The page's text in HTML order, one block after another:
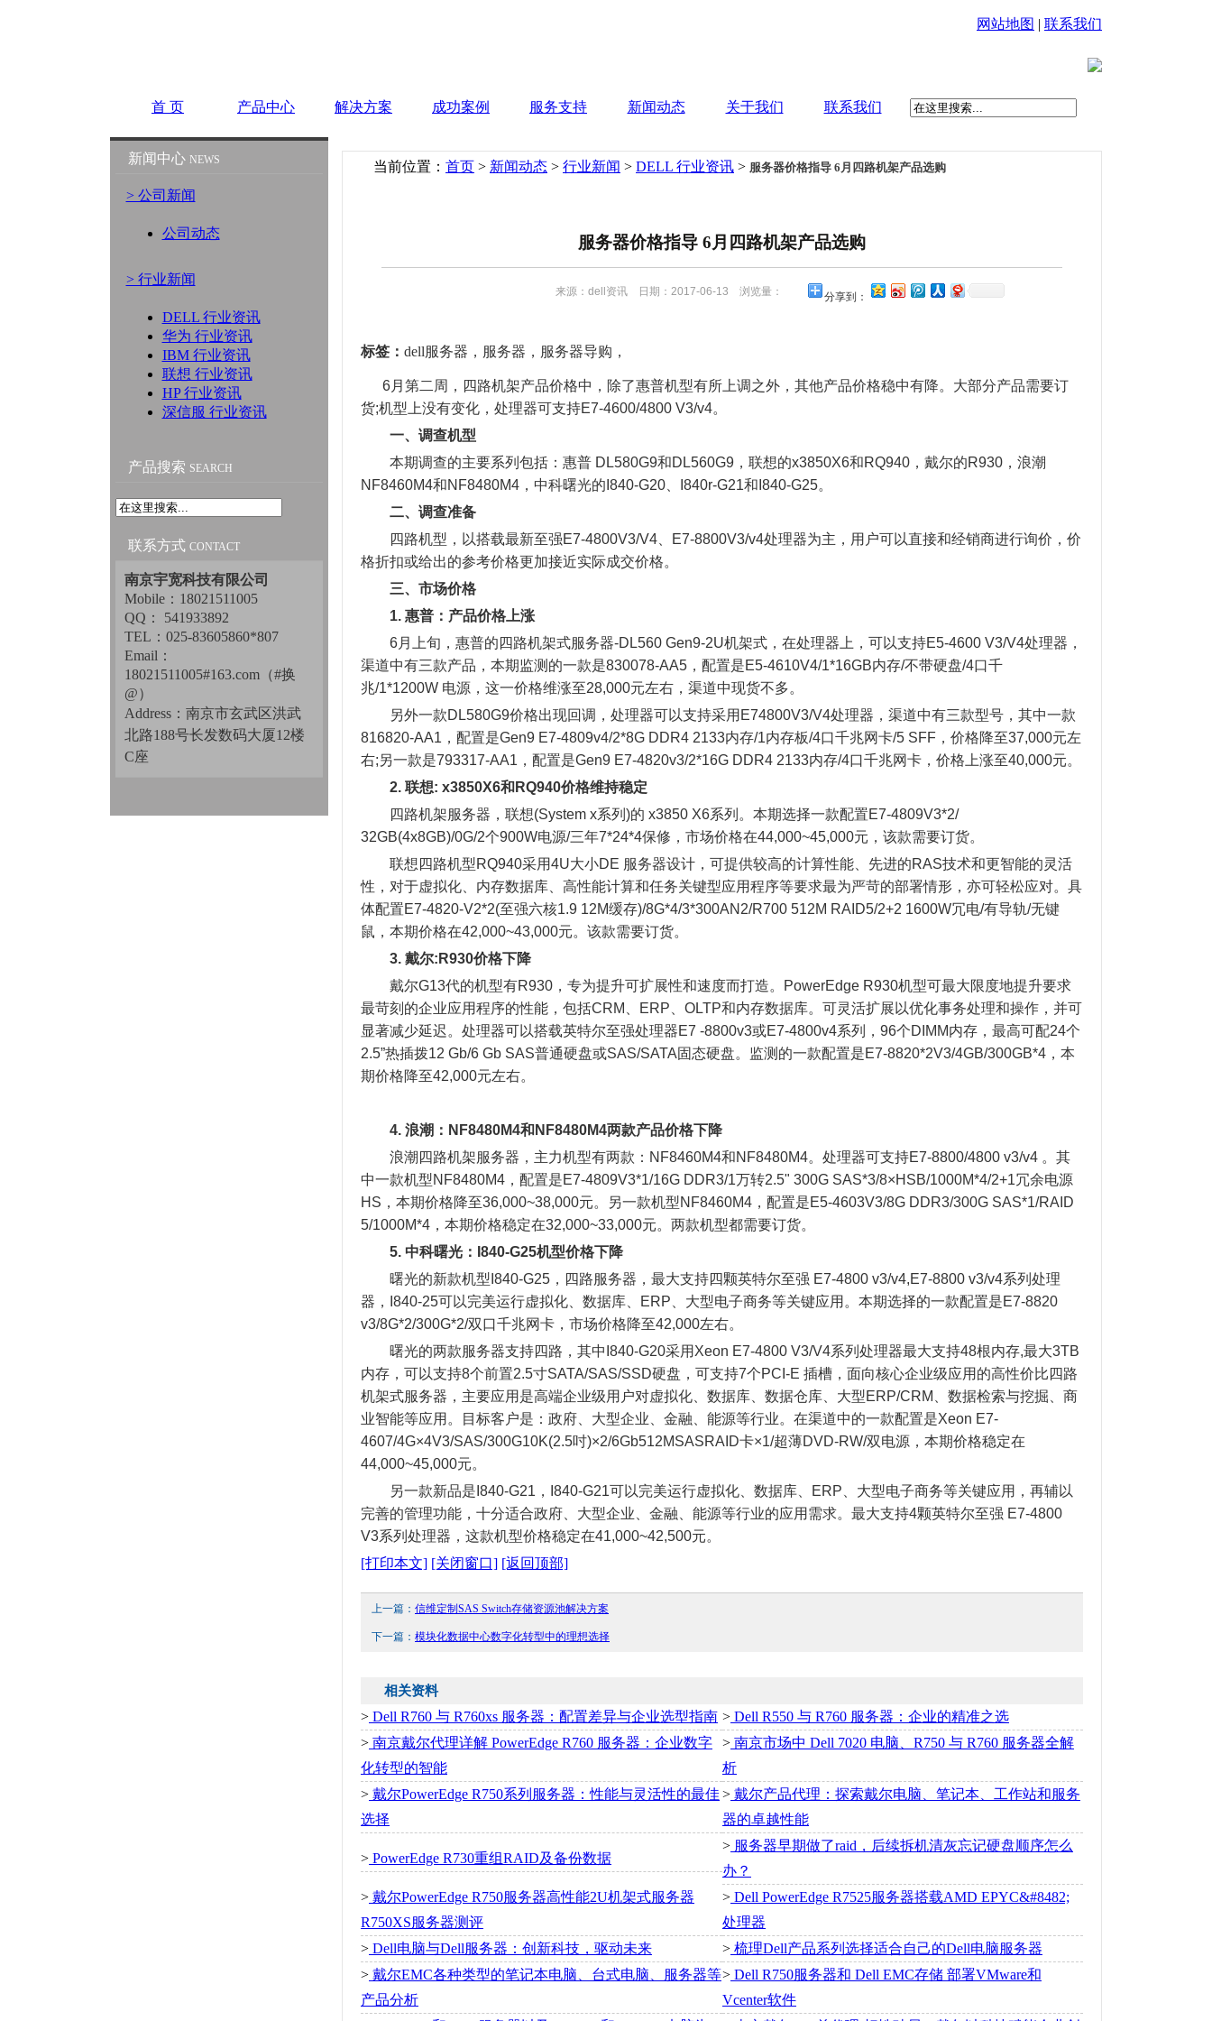
网站地图 | 联系我们
首 页 产品中心 解决方案 成功案例 服务支持 新闻动态 关于我们 联系我们
新闻中心 NEWS
> 公司新闻
公司动态
> 行业新闻
DELL 行业资讯
华为 行业资讯
IBM 行业资讯
联想 行业资讯
HP 行业资讯
深信服 行业资讯
产品搜索 SEARCH
联系方式 CONTACT
南京宇宽科技有限公司
Mobile：18021511005
QQ： 541933892
TEL：025-83605860*807
Email：
18021511005#163.com（#换
@）
Address：南京市玄武区洪武
北路188号长发数码大厦12楼
C座
当前位置： 首页 > 新闻动态 > 行业新闻 > DELL 行业资讯 > 服务器价格指导 6月四路机架产品选购
服务器价格指导 6月四路机架产品选购
来源：dell资讯 日期：2017-06-13 浏览量： 分享到：
标签： dell服务器，服务器，服务器导购，
6月第二周，四路机架产品价格中，除了惠普机型有所上调之外，其他产品价格稳中有降。大部分产品需要订
货;机型上没有变化，处理器可支持E7-4600/4800 V3/v4。
一、调查机型
本期调查的主要系列包括：惠普 DL580G9和DL560G9，联想的x3850X6和RQ940，戴尔的R930，浪潮
NF8460M4和NF8480M4，中科曙光的I840-G20、I840r-G21和I840-G25。
二、调查准备
四路机型，以搭载最新至强E7-4800V3/V4、E7-8800V3/v4处理器为主，用户可以直接和经销商进行询价，价
格折扣或给出的参考价格更加接近实际成交价格。
三、市场价格
1. 惠普：产品价格上涨
6月上旬，惠普的四路机架式服务器-DL560 Gen9-2U机架式，在处理器上，可以支持E5-4600 V3/V4处理器，
渠道中有三款产品，本期监测的一款是830078-AA5，配置是E5-4610V4/1*16GB内存/不带硬盘/4口千
兆/1*1200W 电源，这一价格维涨至28,000元左右，渠道中现货不多。
另外一款DL580G9价格出现回调，处理器可以支持采用E74800V3/V4处理器，渠道中有三款型号，其中一款
816820-AA1，配置是Gen9 E7-4809v4/2*8G DDR4 2133内存/1内存板/4口千兆网卡/5 SFF，价格降至37,000元左
右;另一款是793317-AA1，配置是Gen9 E7-4820v3/2*16G DDR4 2133内存/4口千兆网卡，价格上涨至40,000元。
2. 联想: x3850X6和RQ940价格维持稳定
四路机架服务器，联想(System x系列)的 x3850 X6系列。本期选择一款配置E7-4809V3*2/
32GB(4x8GB)/0G/2个900W电源/三年7*24*4保修，市场价格在44,000~45,000元，该款需要订货。
联想四路机型RQ940采用4U大小DE 服务器设计，可提供较高的计算性能、先进的RAS技术和更智能的灵活
性，对于虚拟化、内存数据库、高性能计算和任务关键型应用程序等要求最为严苛的部署情形，亦可轻松应对。具
体配置E7-4820-V2*2(至强六核1.9 12M缓存)/8G*4/3*300AN2/R700 512M RAID5/2+2 1600W冗电/有导轨/无键
鼠，本期价格在42,000~43,000元。该款需要订货。
3. 戴尔:R930价格下降
戴尔G13代的机型有R930，专为提升可扩展性和速度而打造。PowerEdge R930机型可最大限度地提升要求
最苛刻的企业应用程序的性能，包括CRM、ERP、OLTP和内存数据库。可灵活扩展以优化事务处理和操作，并可
显著减少延迟。处理器可以搭载英特尔至强处理器E7 -8800v3或E7-4800v4系列，96个DIMM内存，最高可配24个
2.5”热插拨12 Gb/6 Gb SAS普通硬盘或SAS/SATA固态硬盘。监测的一款配置是E7-8820*2V3/4GB/300GB*4，本
期价格降至42,000元左右。
4. 浪潮：NF8480M4和NF8480M4两款产品价格下降
浪潮四路机架服务器，主力机型有两款：NF8460M4和NF8480M4。处理器可支持E7-8800/4800 v3/v4 。其
中一款机型NF8480M4，配置是E7-4809V3*1/16G DDR3/1万转2.5" 300G SAS*3/8×HSB/1000M*4/2+1冗余电源
HS，本期价格降至36,000~38,000元。另一款机型NF8460M4，配置是E5-4603V3/8G DDR3/300G SAS*1/RAID
5/1000M*4，本期价格稳定在32,000~33,000元。两款机型都需要订货。
5. 中科曙光：I840-G25机型价格下降
曙光的新款机型I840-G25，四路服务器，最大支持四颗英特尔至强 E7-4800 v3/v4,E7-8800 v3/v4系列处理
器，I840-25可以完美运行虚拟化、数据库、ERP、大型电子商务等关键应用。本期选择的一款配置是E7-8820
v3/8G*2/300G*2/双口千兆网卡，市场价格降至42,000左右。
曙光的两款服务器支持四路，其中I840-G20采用Xeon E7-4800 V3/V4系列处理器最大支持48根内存,最大3TB
内存，可以支持8个前置2.5寸SATA/SAS/SSD硬盘，可支持7个PCI-E 插槽，面向核心企业级应用的高性价比四路
机架式服务器，主要应用是高端企业级用户对虚拟化、数据库、数据仓库、大型ERP/CRM、数据检索与挖掘、商
业智能等应用。目标客户是：政府、大型企业、金融、能源等行业。在渠道中的一款配置是Xeon E7-
4607/4G×4V3/SAS/300G10K(2.5吋)×2/6Gb512MSASRAID卡×1/超薄DVD-RW/双电源，本期价格稳定在
44,000~45,000元。
另一款新品是I840-G21，I840-G21可以完美运行虚拟化、数据库、ERP、大型电子商务等关键应用，再辅以
完善的管理功能，十分适合政府、大型企业、金融、能源等行业的应用需求。最大支持4颗英特尔至强 E7-4800
V3系列处理器，这款机型价格稳定在41,000~42,500元。
[打印本文] [关闭窗口] [返回顶部]
上一篇： 信维定制SAS Switch存储资源池解决方案
下一篇： 模块化数据中心数字化转型中的理想选择
相关资料
> Dell R760 与 R760xs 服务器：配置差异与企业选型指南 > Dell R550 与 R760 服务器：企业的精准之选
> 南京戴尔代理详解 PowerEdge R760 服务器：企业数字
化转型的智能
> 南京市场中 Dell 7020 电脑、R750 与 R760 服务器全解
析
> 戴尔PowerEdge R750系列服务器：性能与灵活性的最佳
选择
> 戴尔产品代理：探索戴尔电脑、笔记本、工作站和服务
器的卓越性能
> PowerEdge R730重组RAID及备份数据
> 服务器早期做了raid，后续拆机清灰忘记硬盘顺序怎么
办？
> 戴尔PowerEdge R750服务器高性能2U机架式服务器
R750XS服务器测评
> Dell PowerEdge R7525服务器搭载AMD EPYC&#8482;
处理器
> Dell电脑与Dell服务器：创新科技，驱动未来 > 梳理Dell产品系列选择适合自己的Dell电脑服务器
> 戴尔EMC各种类型的笔记本电脑、台式电脑、服务器等
产品分析
> Dell R750服务器和 Dell EMC存储 部署VMware和
Vcenter软件